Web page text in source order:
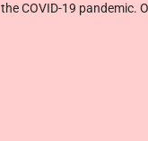
the COVID-19 pandemic.